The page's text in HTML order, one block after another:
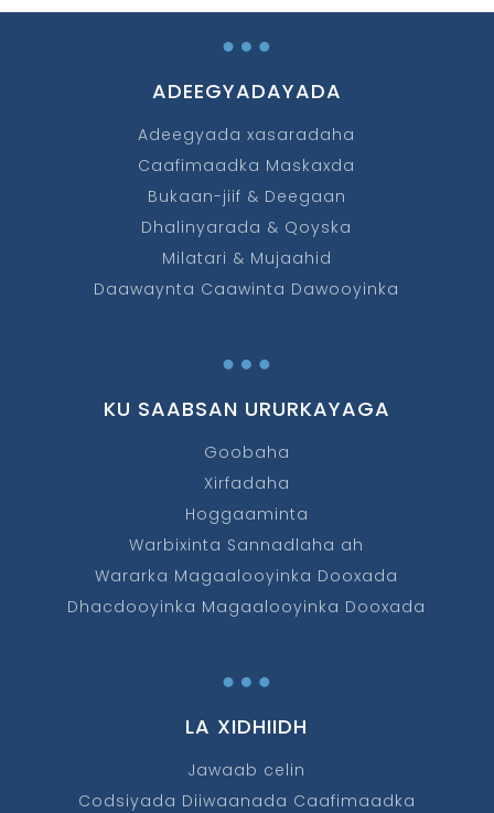
…
ADEEGYADAYADA
Adeegyada xasaradaha
Caafimaadka Maskaxda
Bukaan-jiif & Deegaan
Dhalinyarada & Qoyska
Milatari & Mujaahid
Daawaynta Caawinta Dawooyinka
…
KU SAABSAN URURKAYAGA
Goobaha
Xirfadaha
Hoggaaminta
Warbixinta Sannadlaha ah
Wararka Magaalooyinka Dooxada
Dhacdooyinka Magaalooyinka Dooxada
…
LA XIDHIIDH
Jawaab celin
Codsiyada Diiwaanada Caafimaadka